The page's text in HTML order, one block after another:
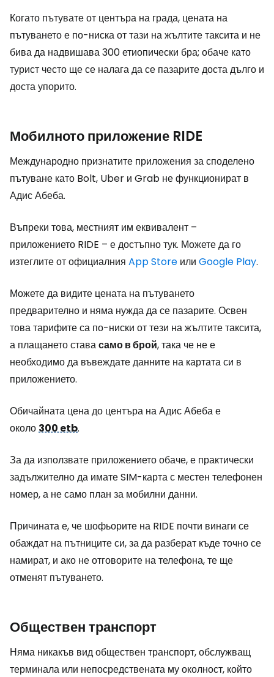
Когато пътувате от центъра на града, цената на
пътуването е по-ниска от тази на жълтите таксита и не
бива да надвишава 300 етиопически бра; обаче като
турист често ще се налага да се пазарите доста дълго и
доста упорито.
Мобилното приложение RIDE
Международно признатите приложения за споделено
пътуване като Bolt, Uber и Grab не функционират в
Адис Абеба.
Въпреки това, местният им еквивалент –
приложението RIDE – е достъпно тук. Можете да го
изтеглите от официалния App Store или Google Play.
Можете да видите цената на пътуването
предварително и няма нужда да се пазарите. Освен
това тарифите са по-ниски от тези на жълтите таксита,
а плащането ставасамо в брой, така че не е
необходимо да въвеждате данните на картата си в
приложението.
Обичайната цена до центъра на Адис Абеба е
около 300 etb.
За да използвате приложението обаче, е практически
задължително да имате SIM-карта с местен телефонен
номер, а не само план за мобилни данни.
Причината е, че шофьорите на RIDE почти винаги се
обаждат на пътниците си, за да разберат къде точно се
намират, и ако не отговорите на телефона, те ще
отменят пътуването.
Обществен транспорт
Няма никакъв вид обществен транспорт, обслужващ
терминала или непосредствената му околност, който